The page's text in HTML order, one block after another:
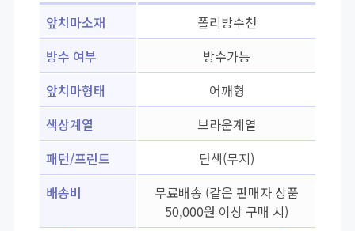
앞치마소재
폴리방수천
방수 여부
방수가능
앞치마형태
어깨형
색상계열
브라운계열
패턴/프린트
단색(무지)
배송비
무료배송 (같은 판매자 상품
50,000원 이상 구매 시)